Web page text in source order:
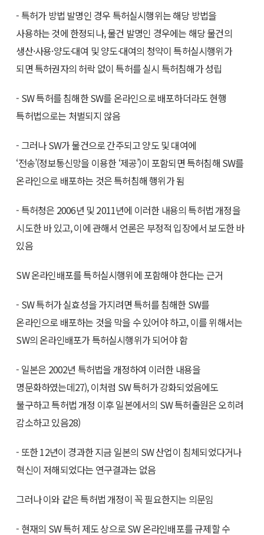
- 특허가 방법 발명인 경우 특허실시행위는 해당 방법을
사용하는 것에 한정되나, 물건 발명인 경우에는 해당 물건의
생산·사용·양도·대여 및 양도·대여의 청약이 특허실시행위가
되면 특허권자의 허락 없이 특허를 실시 특허침해가 성립
- SW 특허를 침해한 SW를 온라인으로 배포하더라도 현행
특허법으로는 처벌되지 않음
- 그러나 SW가 물건으로 간주되고 양도 및 대여에
‘전송’(정보통신망을 이용한 ‘제공’)이 포함되면 특허침해 SW를
온라인으로 배포하는 것은 특허침해 행위가 됨
- 특허청은 2006년 및 2011년에 이러한 내용의 특허법 개정을
시도한 바 있고, 이에 관해서 언론은 부정적 입장에서 보도한 바
있음
SW 온라인배포를 특허실시행위에 포함해야 한다는 근거
- SW 특허가 실효성을 가지려면 특허를 침해한 SW를
온라인으로 배포하는 것을 막을 수 있어야 하고, 이를 위해서는
SW의 온라인배포가 특허실시행위가 되어야 함
- 일본은 2002년 특허법을 개정하여 이러한 내용을
명문화하였는데27), 이처럼 SW 특허가 강화되었음에도
불구하고 특허법 개정 이후 일본에서의 SW 특허출원은 오히려
감소하고 있음28)
- 또한 12년이 경과한 지금 일본의 SW 산업이 침체되었다거나
혁신이 저해되었다는 연구결과는 없음
그러나 이와 같은 특허법 개정이 꼭 필요한지는 의문임
- 현재의 SW 특허 제도 상으로 SW 온라인배포를 규제할 수